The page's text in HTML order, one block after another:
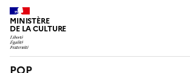
MINISTÈRE
DE LA CULTURE